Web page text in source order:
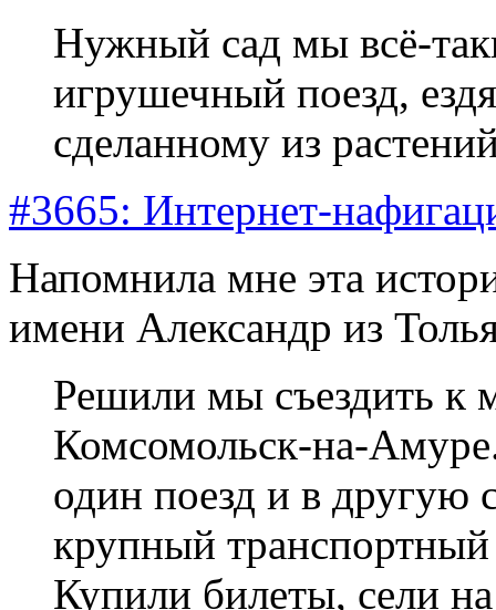
Нужный сад мы всё-
игрушечный поезд,
сделанному из
#3665: Интернет-
Напомнила мне эта
имени Александр из
Решили мы съездить к
Комсомольск-на-
один поезд и в другую
крупный
Купили билеты, сели